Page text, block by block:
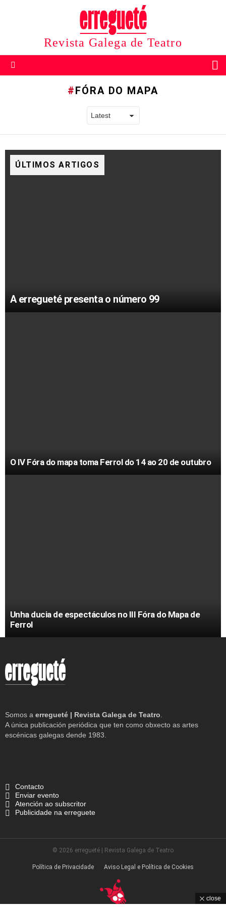
Revista Galega de Teatro
FÓRA DO MAPA
ÚLTIMOS ARTIGOS
A erregueté presenta o número 99
O IV Fóra do mapa toma Ferrol do 14 ao 20 de outubro
Unha ducia de espectáculos no III Fóra do Mapa de
Ferrol
Somos a erregueté | Revista Galega de Teatro
A única publicación periódica que ten como obxecto as artes
escénicas galegas dende 1983.
Contacto
Enviar evento
Atención ao subscritor
Publicidade na erreguete
© 2026 erregueté | Revista Galega de Teatro
Política de Privacidade Aviso Legal e Política de Cookies
close